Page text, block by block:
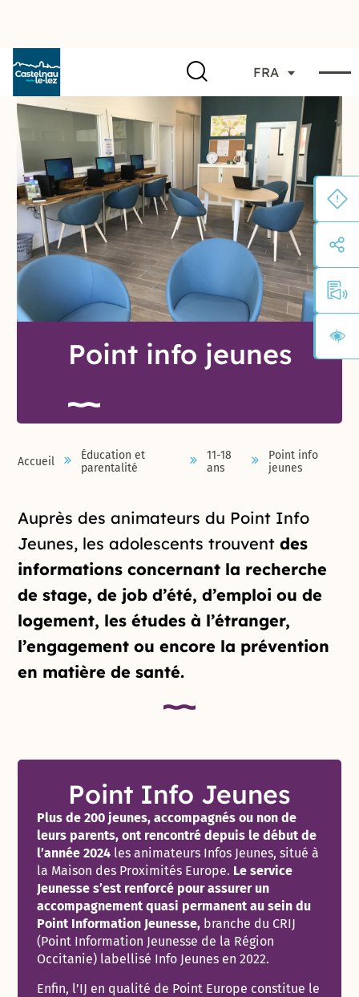
FRA
Point info jeunes
Accueil
Éducation et
parentalité
11-18
ans
Point info
jeunes
Introduction de la page
Auprès des animateurs du Point Info
Jeunes, les adolescents trouventdes
informations concernant la recherche
de stage, de job d’été, d’emploi ou de
logement, les études à l’étranger,
l’engagement ou encore la prévention
en matière de santé.
Point Info Jeunes
Plus de 200 jeunes, accompagnés ou non de
leurs parents, ont rencontré depuis le début de
l’année 2024 les animateurs Infos Jeunes, situé à
la Maison des Proximités Europe. Le service
Jeunesse s’est renforcé pour assurer un
accompagnement quasi permanent au sein du
Point Information Jeunesse, branche du CRIJ
(Point Information Jeunesse de la Région
Occitanie) labellisé Info Jeunes en 2022.
Enfin, l’IJ en qualité de Point Europe constitue le